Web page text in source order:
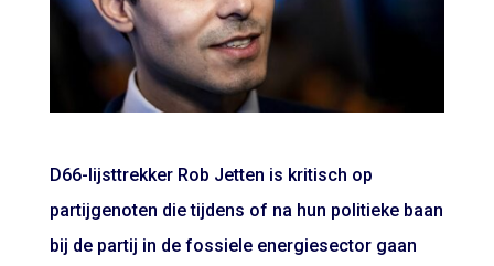
D66-lijsttrekker Rob Jetten is kritisch op
partijgenoten die tijdens of na hun politieke baan
bij de partij in de fossiele energiesector gaan